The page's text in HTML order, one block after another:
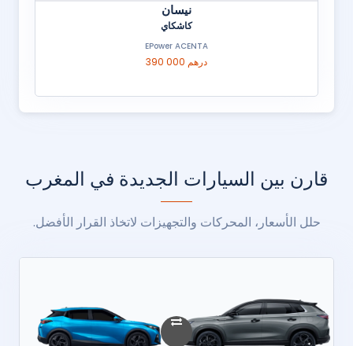
نيسان
كاشكاي
EPower ACENTA
390 000 درهم
قارن بين السيارات الجديدة في المغرب
حلل الأسعار، المحركات والتجهيزات لاتخاذ القرار الأفضل.